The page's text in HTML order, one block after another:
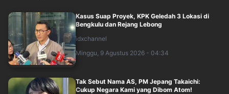
Kasus Suap Proyek, KPK Geledah 3 Lokasi di
Bengkulu dan Rejang Lebong
idxchannel
Minggu, 9 Agustus 2026 - 04:34
Tak Sebut Nama AS, PM Jepang Takaichi:
Cukup Negara Kami yang Dibom Atom!